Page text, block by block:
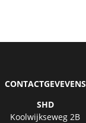
CONTACTGEVEVENS
SHD
Koolwijkseweg 2B